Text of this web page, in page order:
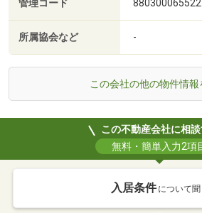
管理コード
所属協会など -
この会社の他の物件情報
この不動産会社に相
無料・簡単入力2項
入居条件 について聞